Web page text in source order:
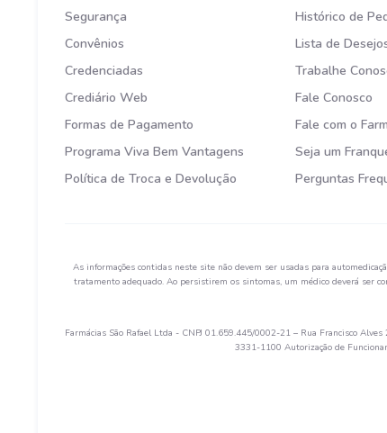
Segurança
Convênios
Credenciadas
Crediário Web
Formas de Pagamento
Programa Viva Bem Vantagens
Política de Troca e Devolução
Histórico de
Lista de
Trabalhe
Fale Conosco
Fale com o
Seja um
Perguntas
As informações contidas neste site não devem ser usadas para
tratamento adequado. Ao persistirem os sintomas, um médico deverá ser
Farmácias São Rafael Ltda - CNPJ 01.659.445/0002-21 – Rua Francisco
3331-1100 Autorização de